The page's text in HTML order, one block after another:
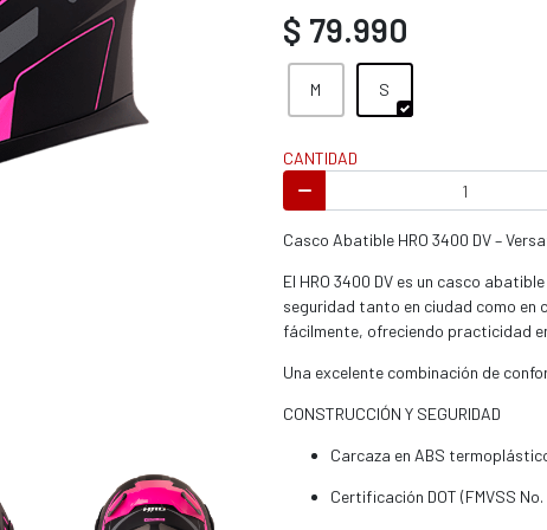
/ enduro
/ enduro / ATV
$ 79.990
M S
CANTIDAD
Casco Abatible HRO 3400 DV –
El HRO 3400 DV es un casco
seguridad tanto en ciudad como en
fácilmente, ofreciendo practicidad
Una excelente combinación de
CONSTRUCCIÓN Y SEGURIDAD
Carcaza en ABS
Certificación DOT (FMVSS No.